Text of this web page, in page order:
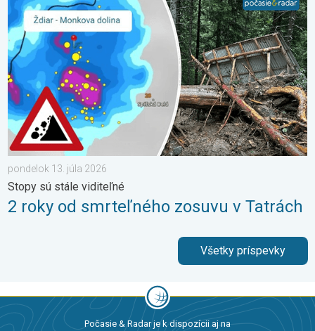
pondelok 13. júla 2026
Stopy sú stále viditeľné
2 roky od smrteľného zosuvu v Tatrách
Všetky príspevky
Počasie & Radar je k dispozícii aj na